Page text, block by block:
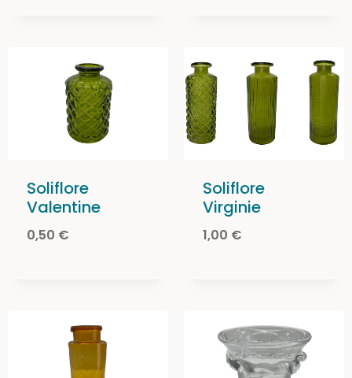
Soliflore
Valentine
0,50 €
Soliflore
Virginie
1,00 €